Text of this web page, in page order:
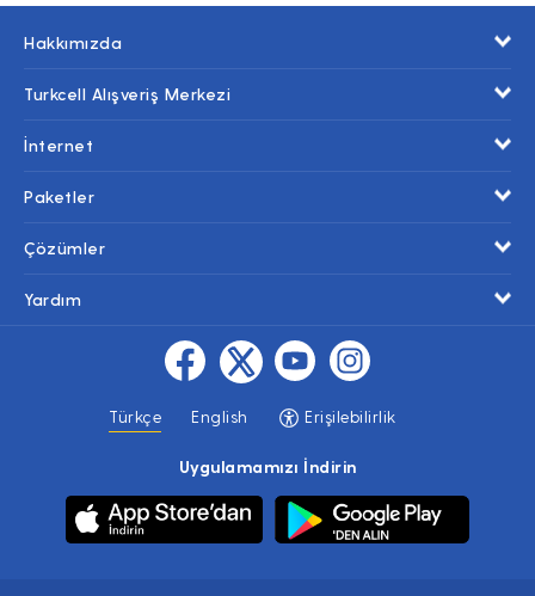
Hakkımızda
Turkcell Alışveriş Merkezi
İnternet
Paketler
Çözümler
Yardım
Türkçe English Erişilebilirlik
Uygulamamızı İndirin